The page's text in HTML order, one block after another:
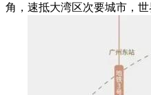
角，速抵大湾区次要城市，